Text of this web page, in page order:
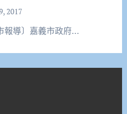
2017
市報導〕嘉義市政府…